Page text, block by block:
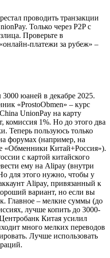
проводить транзакции
Только через P2P с
Проверьте в
платежи за рубеж» –
юаней в декабре 2025.
«ProstoObmen» – курс
UnionPay на карту
1%. Но до этого два
Теперь пользуюсь только
форумах (например, на
«Обменники Китай+Россия»).
с картой китайского
ему на Alipay (внутри
для этого нужно, чтобы у
Alipay, привязанный к
вариант, но если вы
Главное – мелкие суммы (до
лучше копить до 3000-
Китая усилил
много мелких переводов
Лучше использовать